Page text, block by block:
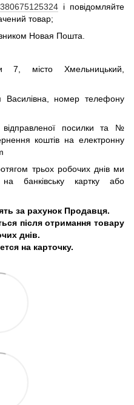
380675125324 і повідомляйте
товар;
Новая Пошта.
7, місто Хмельницький,
Василівна, номер телефону
посилки та №
коштів на електронну
трьох робочих днів ми
банківську картку або
за рахунок Продавця.
після отримання товару
днів.
на карточку.